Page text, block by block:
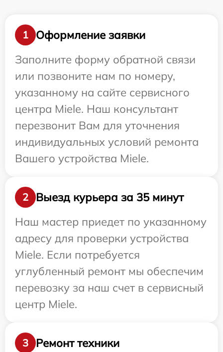
1
Оформление заявки
Заполните форму обратной связи
или позвоните нам по номеру,
указанному на сайте сервисного
центра Miele. Наш консультант
перезвонит Вам для уточнения
индивидуальных условий ремонта
Вашего устройства Miele.
2
Выезд курьера за 35 минут
Наш мастер приедет по указанному
адресу для проверки устройства
Miele. Если потребуется
углубленный ремонт мы обеспечим
перевозку за наш счет в сервисный
центр Miele.
3
Ремонт техники